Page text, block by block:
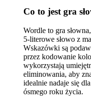
Co to jest gra
Wordle to gra
5-literowe słowo z
Wskazówki są
przez kodowanie
wykorzystają
eliminowania, aby
idealnie nadaje się
ósmego roku życia.